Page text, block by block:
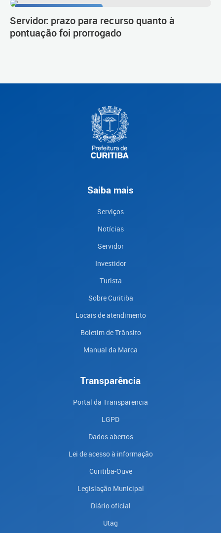
Servidor: prazo para recurso quanto à
pontuação foi prorrogado
Saiba mais
Serviços
Notícias
Servidor
Investidor
Turista
Sobre Curitiba
Locais de atendimento
Boletim de Trânsito
Manual da Marca
Transparência
Portal da Transparencia
LGPD
Dados abertos
Lei de acesso à informação
Curitiba-Ouve
Legislação Municipal
Diário oficial
Utag